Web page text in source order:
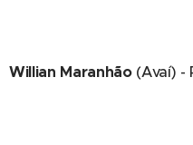
Willian Maranhão(Avaí) -